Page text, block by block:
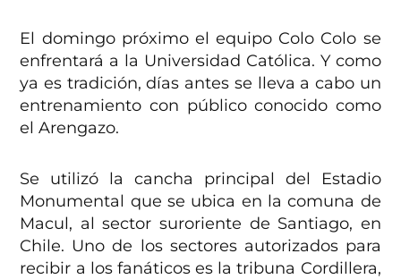
El domingo próximo el equipo Colo Colo se
enfrentará a la Universidad Católica. Y como
ya es tradición, días antes se lleva a cabo un
entrenamiento con público conocido como
el Arengazo.
Se utilizó la cancha principal del Estadio
Monumental que se ubica en la comuna de
Macul, al sector suroriente de Santiago, en
Chile. Uno de los sectores autorizados para
recibir a los fanáticos es la tribuna Cordillera,